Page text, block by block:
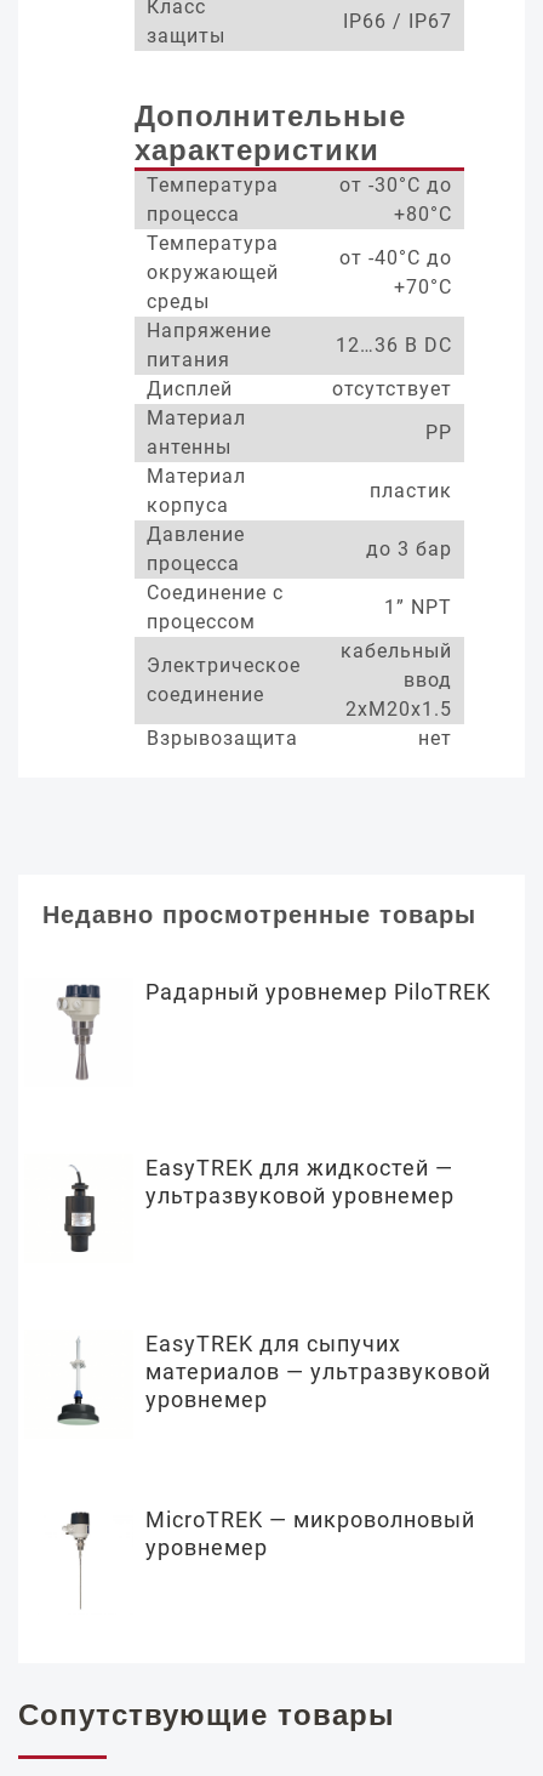
Класс
защиты
IP66 / IP67
Дополнительные
характеристики
Температура
процесса
от -30°С до
+80°С
Температура
окружающей
среды
от -40°С до
+70°С
Напряжение
питания
12…36 В DC
Дисплей
отсутствует
Материал
антенны
PP
Материал
корпуса
пластик
Давление
процесса
до 3 бар
Соединение с
процессом
1” NPT
Электрическое
соединение
кабельный
ввод
2xM20x1.5
Взрывозащита
нет
Недавно просмотренные товары
Радарный уровнемер PiloTREK
EasyTREK для жидкостей —
ультразвуковой уровнемер
EasyTREK для сыпучих
материалов — ультразвуковой
уровнемер
MicroTREK — микроволновый
уровнемер
Сопутствующие товары